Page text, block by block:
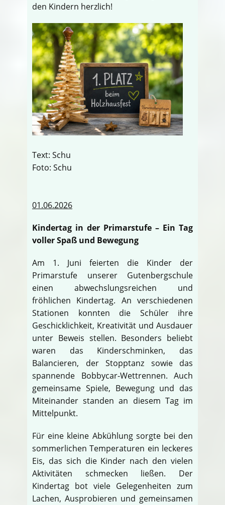
den Kindern herzlich!
Text: Schu
Foto: Schu
01.06.2026
Kindertag in der Primarstufe – Ein Tag
voller Spaß und Bewegung
Am 1. Juni feierten die Kinder der
Primarstufe unserer Gutenbergschule
einen abwechslungsreichen und
fröhlichen Kindertag. An verschiedenen
Stationen konnten die Schüler ihre
Geschicklichkeit, Kreativität und Ausdauer
unter Beweis stellen. Besonders beliebt
waren das Kinderschminken, das
Balancieren, der Stopptanz sowie das
spannende Bobbycar-Wettrennen. Auch
gemeinsame Spiele, Bewegung und das
Miteinander standen an diesem Tag im
Mittelpunkt.
Für eine kleine Abkühlung sorgte bei den
sommerlichen Temperaturen ein leckeres
Eis, das sich die Kinder nach den vielen
Aktivitäten schmecken ließen. Der
Kindertag bot viele Gelegenheiten zum
Lachen, Ausprobieren und gemeinsamen